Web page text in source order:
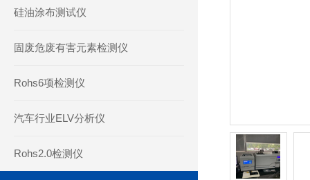
硅油涂布测试仪
固废危废有害元素检测仪
Rohs6项检测仪
汽车行业ELV分析仪
Rohs2.0检测仪